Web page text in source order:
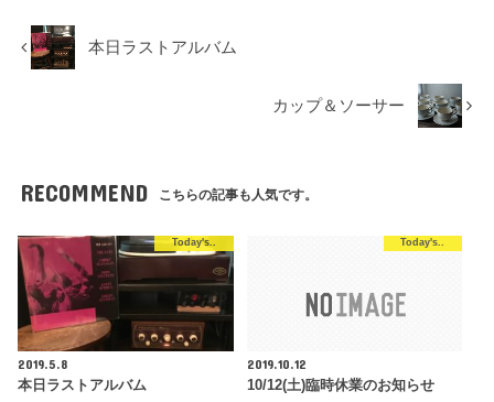
本日ラストアルバム
カップ＆ソーサー
RECOMMEND こちらの記事も人気です。
Today's..
2019.5.8
本日ラストアルバム
Today's..
2019.10.12
10/12(土)臨時休業のお知らせ